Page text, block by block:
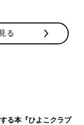
る
る本『ひよこクラブ